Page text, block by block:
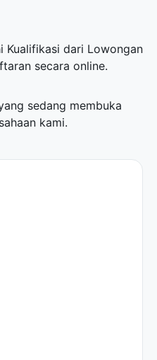
Kualifikasi dari Lowongan
secara online.
sedang membuka
kami.